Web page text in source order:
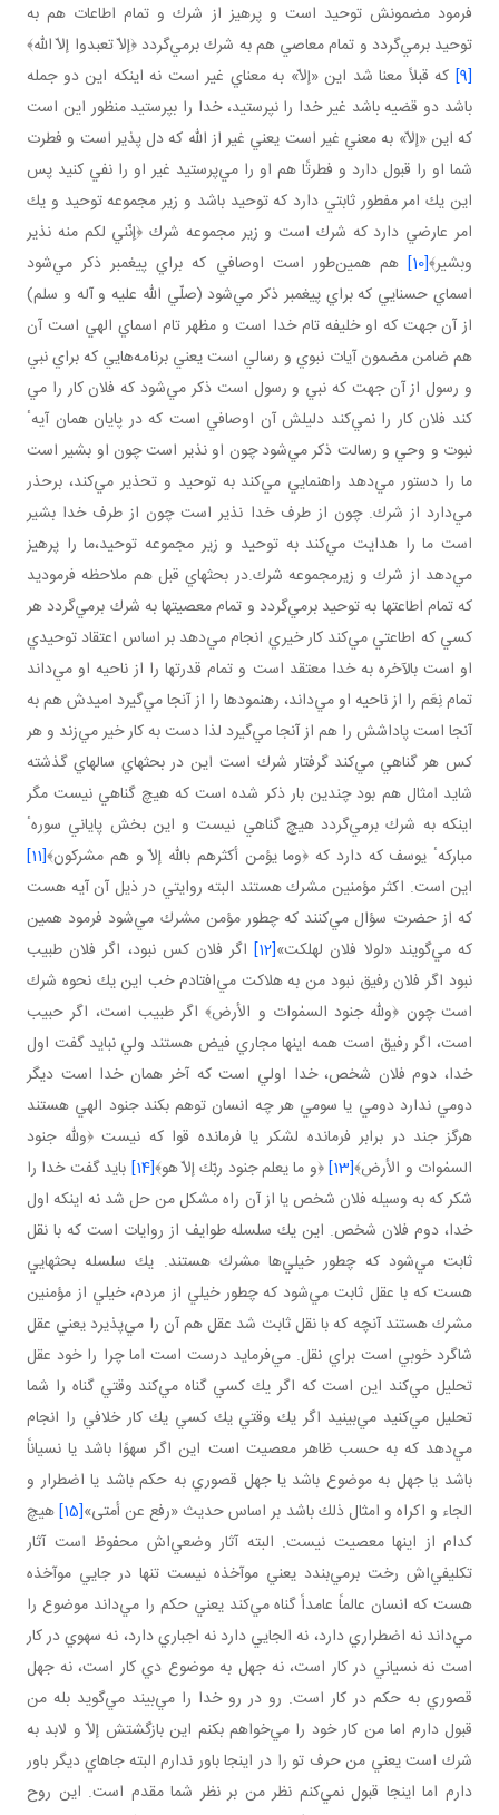
فرمود مضمونش توحيد است و پرهيز از شرك و تمام اطاعات هم به
توحيد برمي‌گردد و تمام معاصي هم به شرك برمي‌گردد ﴿إلاّ تعبدوا إلاّ الله﴾
[9]
كه قبلاً معنا شد اين «إلاّ» به معناي غير است نه اينكه اين دو جمله
باشد دو قضيه باشد غير خدا را نپرستيد، خدا را بپرستيد منظور اين است
كه اين «إلاّ» به معني غير است يعني غير از الله كه دل پذير است و فطرت
شما او را قبول دارد و فطرتًا هم او را مي‌پرستيد غير او را نفي كنيد پس
اين يك امر مفطور ثابتي دارد كه توحيد باشد و زير مجموعه توحيد و يك
امر عارضي دارد كه شرك است و زير مجموعه شرك ﴿إنّني لكم منه نذير
وبشير﴾[10]
هم همين‌طور است اوصافي كه براي پيغمبر ذكر مي‌شود
اسماي حسنايي كه براي پيغمبر ذكر مي‌شود (صلّي الله عليه و آله و سلم)
از آن جهت كه او خليفه تام خدا است و مظهر تام اسماي الهي است آن
هم ضامن مضمون آيات نبوي و رسالي است يعني برنامه‌هايي كه براي نبي
و رسول از آن جهت كه نبي و رسول است ذكر مي‌شود كه فلان كار را مي‌
كند فلان كار را نمي‌كند دليلش آن اوصافي است كه در پايان همان آيهٴ
نبوت و وحي و رسالت ذكر مي‌شود چون او نذير است چون او بشير است
ما را دستور مي‌دهد راهنمايي مي‌كند به توحيد و تحذير مي‌كند، برحذر
مي‌دارد از شرك. چون از طرف خدا نذير است چون از طرف خدا بشير
است ما را هدايت مي‌كند به توحيد و زير مجموعه توحيد،ما را پرهيز
مي‌دهد از شرك و زيرمجموعه شرك.در بحثهاي قبل هم ملاحظه فرموديد
كه تمام اطاعتها به توحيد برمي‌گردد و تمام معصيتها به شرك برمي‌گردد هر
كسي كه اطاعتي مي‌كند كار خيري انجام مي‌دهد بر اساس اعتقاد توحيدي
او است بالآخره به خدا معتقد است و تمام قدرتها را از ناحيه او مي‌داند
تمام نِعَم را از ناحيه او مي‌داند، رهنمودها را از آنجا مي‌گيرد اميدش هم به
آنجا است پاداشش را هم از آنجا مي‌گيرد لذا دست به كار خير مي‌زند و هر
كس هر گناهي مي‌كند گرفتار شرك است اين در بحثهاي سالهاي گذشته
شايد امثال هم بود چندين بار ذكر شده است كه هيچ گناهي نيست مگر
اينكه به شرك برمي‌گردد هيچ گناهي نيست و اين بخش پاياني سورهٴ
مباركهٴ يوسف كه دارد كه ﴿وما يؤمن أكثرهم بالله إلاّ و هم مشركون﴾[11]
اين است. اكثر مؤمنين مشرك هستند البته روايتي در ذيل آن آيه هست
كه از حضرت سؤال مي‌كنند كه چطور مؤمن مشرك مي‌شود فرمود همين
كه مي‌گويند «لولا فلان لهلكت»[12]
اگر فلان كس نبود، اگر فلان طبيب
نبود اگر فلان رفيق نبود من به هلاكت مي‌افتادم خب اين يك نحوه شرك
است چون ﴿ولله جنود السمٰوات و الأرض﴾ اگر طبيب است، اگر حبيب
است، اگر رفيق است همه اينها مجاري فيض هستند ولي نبايد گفت اول
خدا، دوم فلان شخص، خدا اولي است كه آخر همان خدا است ديگر
دومي ندارد دومي يا سومي هر چه انسان توهم بكند جنود الهي هستند
هرگز جند در برابر فرمانده لشكر يا فرمانده قوا كه نيست ﴿ولله جنود
السمٰوات و الأرض﴾[13] ﴿و ما يعلم جنود ربّك إلاّ هو﴾[14]
بايد گفت خدا را
شكر كه به وسيله فلان شخص يا از آن راه مشكل من حل شد نه اينكه اول
خدا، دوم فلان شخص. اين يك سلسله طوايف از روايات است كه با نقل
ثابت مي‌شود كه چطور خيلي‌ها مشرك هستند. يك سلسله بحثهايي
هست كه با عقل ثابت مي‌شود كه چطور خيلي از مردم، خيلي از مؤمنين
مشرك هستند آنچه كه با نقل ثابت شد عقل هم آن را مي‌پذيرد يعني عقل
شاگرد خوبي است براي نقل. مي‌فرمايد درست است اما چرا را خود عقل
تحليل مي‌كند اين است كه اگر يك كسي گناه مي‌كند وقتي گناه را شما
تحليل مي‌كنيد مي‌بينيد اگر يك وقتي يك كسي يك كار خلافي را انجام
مي‌دهد كه به حسب ظاهر معصيت است اين اگر سهوًا باشد يا نسياناً
باشد يا جهل به موضوع باشد يا جهل قصوري به حكم باشد يا اضطرار و
الجاء و اكراه و امثال ذلك باشد بر اساس حديث «رفع عن أمتى»[15]
هيچ
كدام از اينها معصيت نيست. البته آثار وضعي‌اش محفوظ است آثار
تكليفي‌اش رخت برمي‌بندد يعني موآخذه نيست تنها در جايي موآخذه
هست كه انسان عالماً عامداً گناه مي‌كند يعني حكم را مي‌داند موضوع را
مي‌داند نه اضطراري دارد، نه الجايي دارد نه اجباري دارد، نه سهوي در كار
است نه نسياني در كار است، نه جهل به موضوع دي كار است، نه جهل
قصوري به حكم در كار است. رو در رو خدا را مي‌بيند مي‌گويد بله من
قبول دارم اما من كار خود را مي‌خواهم بكنم اين بازگشتش إلاّ و لابد به
شرك است يعني من حرف تو را در اينجا باور ندارم البته جاهاي ديگر باور
دارم اما اينجا قبول نمي‌كنم نظر من بر نظر شما مقدم است. اين روح